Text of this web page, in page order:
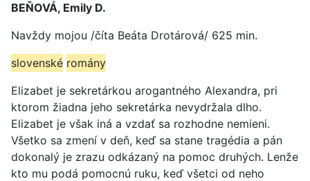
BEŇOVÁ, Emily D.
Navždy mojou /číta Beáta Drotárová/ 625 min.
slovenské romány
Elizabet je sekretárkou arogantného Alexandra, pri
ktorom žiadna jeho sekretárka nevydržala dlho.
Elizabet je však iná a vzdať sa rozhodne nemieni.
Všetko sa zmení v deň, keď sa stane tragédia a pán
dokonalý je zrazu odkázaný na pomoc druhých. Lenže
kto mu podá pomocnú ruku, keď všetci od neho